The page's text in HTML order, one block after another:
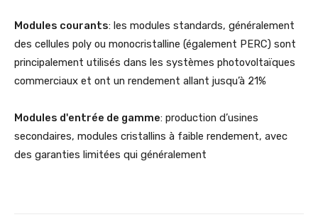
Modules courants: les modules standards, généralement
des cellules poly ou monocristalline (également PERC) sont
principalement utilisés dans les systèmes photovoltaïques
commerciaux et ont un rendement allant jusqu’à 21%
Modules d'entrée de gamme: production d’usines
secondaires, modules cristallins à faible rendement, avec
des garanties limitées qui généralement